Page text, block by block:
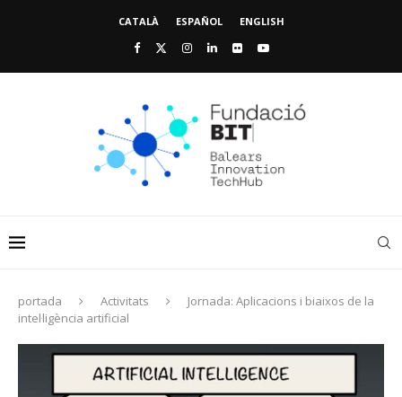
CATALÀ ESPAÑOL ENGLISH
portada Activitats
Jornada: Aplicacions i biaixos de la
intel·ligència artificial